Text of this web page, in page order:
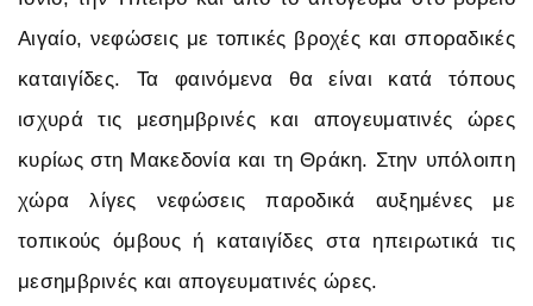
Αιγαίο, νεφώσεις με τοπικές βροχές και σποραδικές
καταιγίδες. Τα φαινόμενα θα είναι κατά τόπους
ισχυρά τις μεσημβρινές και απογευματινές ώρες
κυρίως στη Μακεδονία και τη Θράκη. Στην υπόλοιπη
χώρα λίγες νεφώσεις παροδικά αυξημένες με
τοπικούς όμβους ή καταιγίδες στα ηπειρωτικά τις
μεσημβρινές και απογευματινές ώρες.